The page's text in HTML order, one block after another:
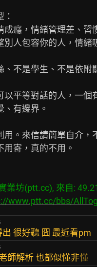
成癮，情緒管理差、
別人包容你的人，情緒
、不是學生、不是依附
以平等對話的人，一個
有邊界。
用。來信請簡單自介
寄，真的不用。
業坊(ptt.cc), 來自:
www.ptt.cc/bbs/
很好聽 囧 最近看pm
師解析 也都似懂非懂